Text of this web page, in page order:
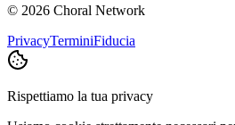
© 2026 Choral Network
PrivacyTerminiFiducia
Rispettiamo la tua privacy